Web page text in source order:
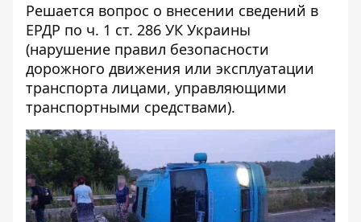
Решается вопрос о внесении сведений в
ЕРДР по ч. 1 ст. 286 УК Украины
(нарушение правил безопасности
дорожного движения или эксплуатации
транспорта лицами, управляющими
транспортными средствами).